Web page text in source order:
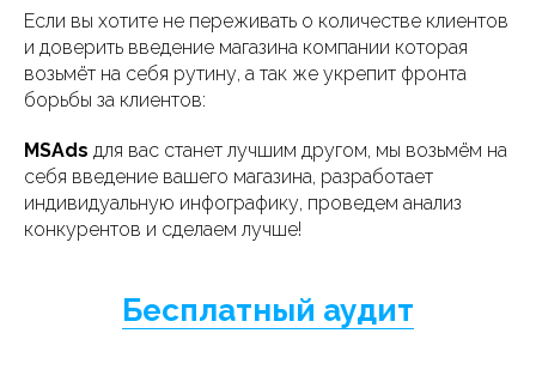
Если вы хотите не переживать о количестве клиентов
и доверить введение магазина компании которая
возьмёт на себя рутину, а так же укрепит фронта
борьбы за клиентов:
MSAds для вас станет лучшим другом, мы возьмём на
себя введение вашего магазина, разработает
индивидуальную инфографику, проведем анализ
конкурентов и сделаем лучше!
Бесплатный аудит